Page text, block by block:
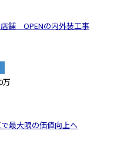
舗 OPENの内外装工事
万
最大限の価値向上へ